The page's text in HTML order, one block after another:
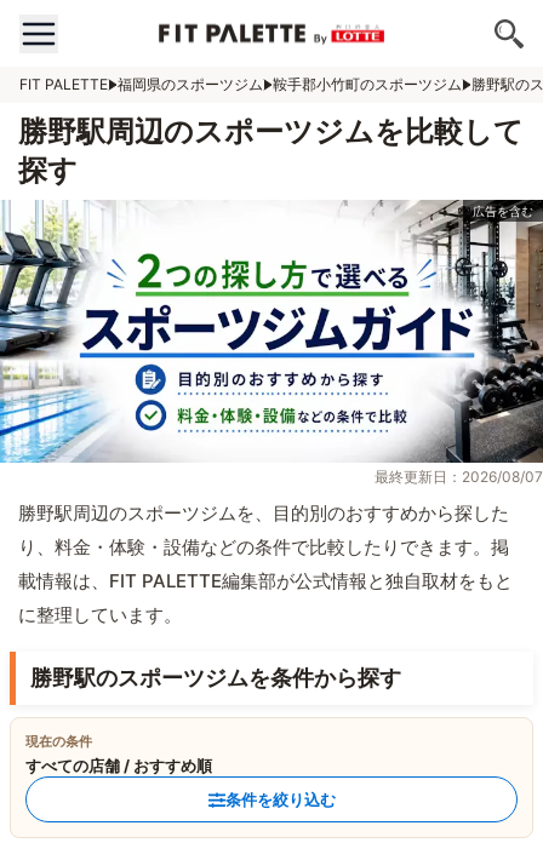
FIT PALETTE 福岡県のスポーツジム 鞍手郡小竹町のスポーツジム 勝野駅の
勝野駅周辺のスポーツジムを比較して
探す
最終更新日：2026/08/07
勝野駅周辺のスポーツジムを、目的別のおすすめから探した
り、料金・体験・設備などの条件で比較したりできます。掲
載情報は、FIT PALETTE編集部が公式情報と独自取材をもと
に整理しています。
勝野駅のスポーツジムを条件から探す
現在の条件
すべての店舗 / おすすめ順
条件を絞り込む